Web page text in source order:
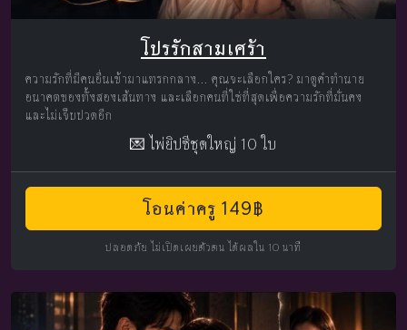
โปรรักสามเศร้า
ความรักที่มีคนอื่นเข้ามาแทรกกลาง... คุณจะเลือกใคร? มาดูคำทำนาย
อนาคตของทั้งสองเส้นทาง และเลือกคนที่ใช่ที่สุดเพื่อความรักที่มั่นคง
และไม่เจ็บปวดอีก
💌 ไพ่ยิปซีชุดใหญ่ 10 ใบ
โอนค่าครู 149฿
ปลอดภัย ไม่เปิดเผยตัวตน ได้ผลใน 10 นาที